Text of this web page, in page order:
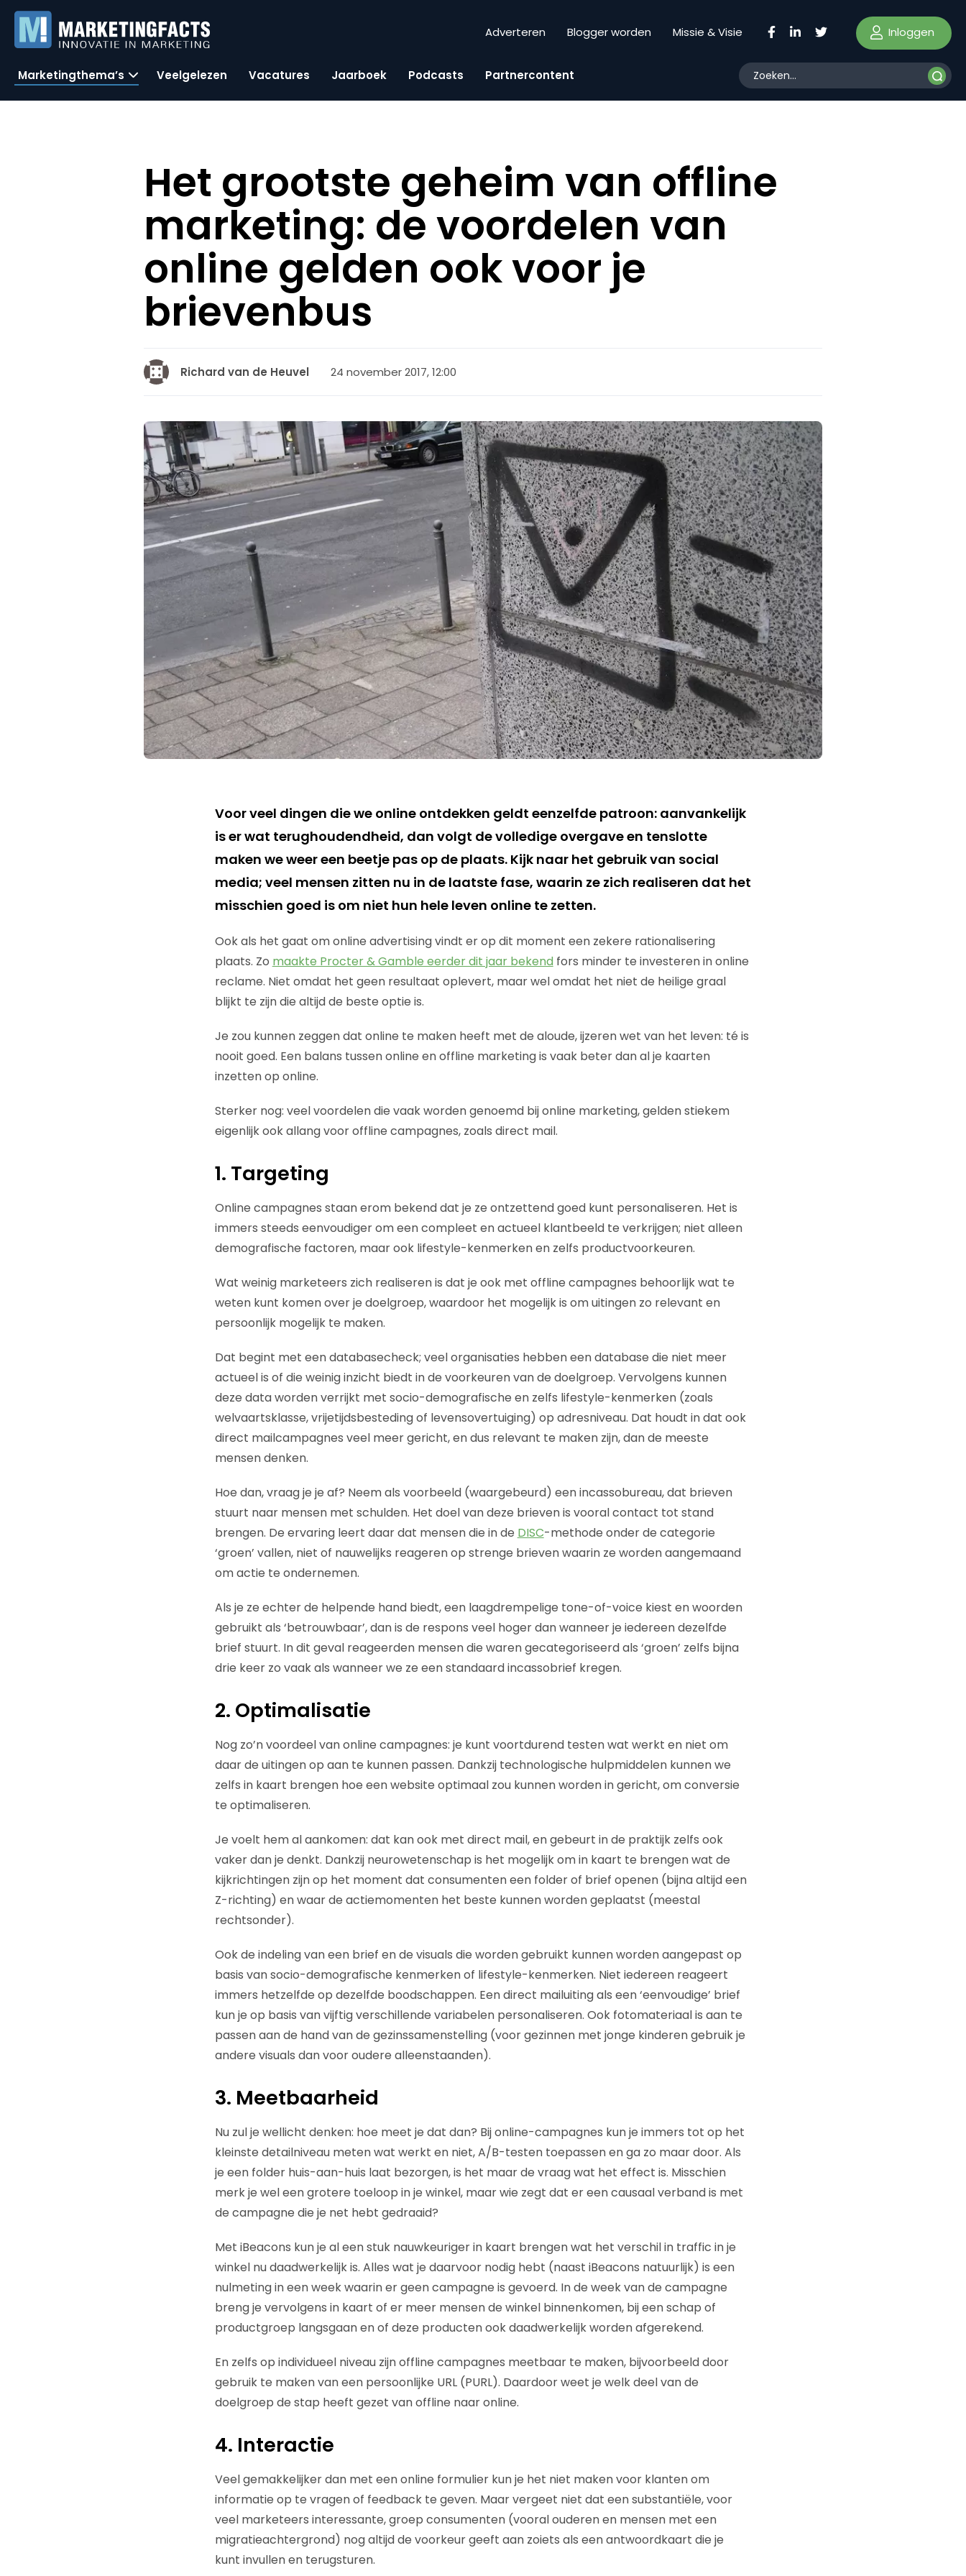
Adverteren Blogger worden Missie & Visie Inloggen
Marketingthema’s Veelgelezen Vacatures Jaarboek Podcasts Partnercontent
Het grootste geheim van offline
marketing: de voordelen van
online gelden ook voor je
brievenbus
Richard van de Heuvel 24 november 2017, 12:00
Voor veel dingen die we online ontdekken geldt eenzelfde patroon: aanvankelijk
is er wat terughoudendheid, dan volgt de volledige overgave en tenslotte
maken we weer een beetje pas op de plaats. Kijk naar het gebruik van social
media; veel mensen zitten nu in de laatste fase, waarin ze zich realiseren dat het
misschien goed is om niet hun hele leven online te zetten.
Ook als het gaat om online advertising vindt er op dit moment een zekere rationalisering
plaats. Zo maakte Procter & Gamble eerder dit jaar bekend fors minder te investeren in online
reclame. Niet omdat het geen resultaat oplevert, maar wel omdat het niet de heilige graal
blijkt te zijn die altijd de beste optie is.
Je zou kunnen zeggen dat online te maken heeft met de aloude, ijzeren wet van het leven: té is
nooit goed. Een balans tussen online en offline marketing is vaak beter dan al je kaarten
inzetten op online.
Sterker nog: veel voordelen die vaak worden genoemd bij online marketing, gelden stiekem
eigenlijk ook allang voor offline campagnes, zoals direct mail.
1. Targeting
Online campagnes staan erom bekend dat je ze ontzettend goed kunt personaliseren. Het is
immers steeds eenvoudiger om een compleet en actueel klantbeeld te verkrijgen; niet alleen
demografische factoren, maar ook lifestyle-kenmerken en zelfs productvoorkeuren.
Wat weinig marketeers zich realiseren is dat je ook met offline campagnes behoorlijk wat te
weten kunt komen over je doelgroep, waardoor het mogelijk is om uitingen zo relevant en
persoonlijk mogelijk te maken.
Dat begint met een databasecheck; veel organisaties hebben een database die niet meer
actueel is of die weinig inzicht biedt in de voorkeuren van de doelgroep. Vervolgens kunnen
deze data worden verrijkt met socio-demografische en zelfs lifestyle-kenmerken (zoals
welvaartsklasse, vrijetijdsbesteding of levensovertuiging) op adresniveau. Dat houdt in dat ook
direct mailcampagnes veel meer gericht, en dus relevant te maken zijn, dan de meeste
mensen denken.
Hoe dan, vraag je je af? Neem als voorbeeld (waargebeurd) een incassobureau, dat brieven
stuurt naar mensen met schulden. Het doel van deze brieven is vooral contact tot stand
brengen. De ervaring leert daar dat mensen die in de DISC-methode onder de categorie
‘groen’ vallen, niet of nauwelijks reageren op strenge brieven waarin ze worden aangemaand
om actie te ondernemen.
Als je ze echter de helpende hand biedt, een laagdrempelige tone-of-voice kiest en woorden
gebruikt als ‘betrouwbaar’, dan is de respons veel hoger dan wanneer je iedereen dezelfde
brief stuurt. In dit geval reageerden mensen die waren gecategoriseerd als ‘groen’ zelfs bijna
drie keer zo vaak als wanneer we ze een standaard incassobrief kregen.
2. Optimalisatie
Nog zo’n voordeel van online campagnes: je kunt voortdurend testen wat werkt en niet om
daar de uitingen op aan te kunnen passen. Dankzij technologische hulpmiddelen kunnen we
zelfs in kaart brengen hoe een website optimaal zou kunnen worden in gericht, om conversie
te optimaliseren.
Je voelt hem al aankomen: dat kan ook met direct mail, en gebeurt in de praktijk zelfs ook
vaker dan je denkt. Dankzij neurowetenschap is het mogelijk om in kaart te brengen wat de
kijkrichtingen zijn op het moment dat consumenten een folder of brief openen (bijna altijd een
Z-richting) en waar de actiemomenten het beste kunnen worden geplaatst (meestal
rechtsonder).
Ook de indeling van een brief en de visuals die worden gebruikt kunnen worden aangepast op
basis van socio-demografische kenmerken of lifestyle-kenmerken. Niet iedereen reageert
immers hetzelfde op dezelfde boodschappen. Een direct mailuiting als een ‘eenvoudige’ brief
kun je op basis van vijftig verschillende variabelen personaliseren. Ook fotomateriaal is aan te
passen aan de hand van de gezinssamenstelling (voor gezinnen met jonge kinderen gebruik je
andere visuals dan voor oudere alleenstaanden).
3. Meetbaarheid
Nu zul je wellicht denken: hoe meet je dat dan? Bij online-campagnes kun je immers tot op het
kleinste detailniveau meten wat werkt en niet, A/B-testen toepassen en ga zo maar door. Als
je een folder huis-aan-huis laat bezorgen, is het maar de vraag wat het effect is. Misschien
merk je wel een grotere toeloop in je winkel, maar wie zegt dat er een causaal verband is met
de campagne die je net hebt gedraaid?
Met iBeacons kun je al een stuk nauwkeuriger in kaart brengen wat het verschil in traffic in je
winkel nu daadwerkelijk is. Alles wat je daarvoor nodig hebt (naast iBeacons natuurlijk) is een
nulmeting in een week waarin er geen campagne is gevoerd. In de week van de campagne
breng je vervolgens in kaart of er meer mensen de winkel binnenkomen, bij een schap of
productgroep langsgaan en of deze producten ook daadwerkelijk worden afgerekend.
En zelfs op individueel niveau zijn offline campagnes meetbaar te maken, bijvoorbeeld door
gebruik te maken van een persoonlijke URL (PURL). Daardoor weet je welk deel van de
doelgroep de stap heeft gezet van offline naar online.
4. Interactie
Veel gemakkelijker dan met een online formulier kun je het niet maken voor klanten om
informatie op te vragen of feedback te geven. Maar vergeet niet dat een substantiële, voor
veel marketeers interessante, groep consumenten (vooral ouderen en mensen met een
migratieachtergrond) nog altijd de voorkeur geeft aan zoiets als een antwoordkaart die je
kunt invullen en terugsturen.